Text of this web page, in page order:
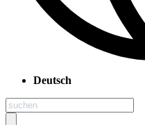
Deutsch